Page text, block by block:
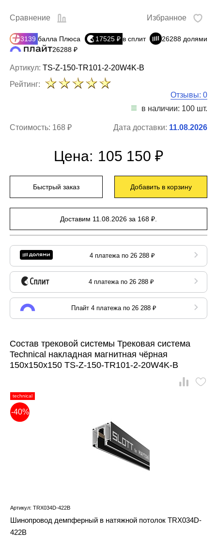
Артикул: TS-Z-150-TR101-2-20W4K-B
Сравнение Избранное
3139 балла Плюса 17525 ₽ в сплит
26288 долями
26288 ₽
Рейтинг:
Отзывы: 0
в наличии: 100 шт.
Стоимость: 168 ₽ Дата доставки: 11.08.2026
Цена: 105 150 ₽
Быстрый заказ Добавить в корзину
Доставим 11.08.2026 за 168 ₽.
4 платежа по 26 288 ₽
4 платежа по 26 288 ₽
Плайт 4 платежа по 26 288 ₽
Состав трековой системы Трековая система
Technical накладная магнитная чёрная
150x150x150 TS-Z-150-TR101-2-20W4K-B
technical
-40%
Артикул: TRX034D-422B
Шинопровод демпферный в натяжной потолок TRX034D-
422B